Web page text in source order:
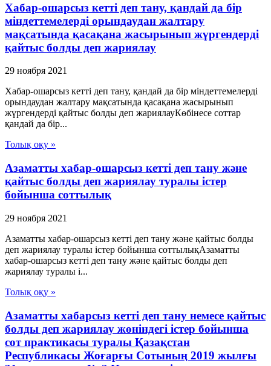
Хабар-ошарсыз кетті деп тану, қандай да бір
міндеттемелерді орындаудан жалтару
мақсатында қасақана жасырынып жүргендерді
қайтыс болды деп жариялау
29 ноября 2021
Хабар-ошарсыз кетті деп тану, қандай да бір міндеттемелерді
орындаудан жалтару мақсатында қасақана жасырынып
жүргендерді қайтыс болды деп жариялауКөбінесе соттар
қандай да бір...
Толық оқу »
Азаматты хабар-ошарсыз кетті деп тану және
қайтыс болды деп жариялау туралы істер
бойынша соттылық
29 ноября 2021
Азаматты хабар-ошарсыз кетті деп тану және қайтыс болды
деп жариялау туралы істер бойынша соттылықАзаматты
хабар-ошарсыз кетті деп тану және қайтыс болды деп
жариялау туралы і...
Толық оқу »
Азаматты хабарсыз кетті деп тану немесе қайтыс
болды деп жариялау жөніндегі істер бойынша
сот практикасы туралы Қазақстан
Республикасы Жоғарғы Сотының 2019 жылғы